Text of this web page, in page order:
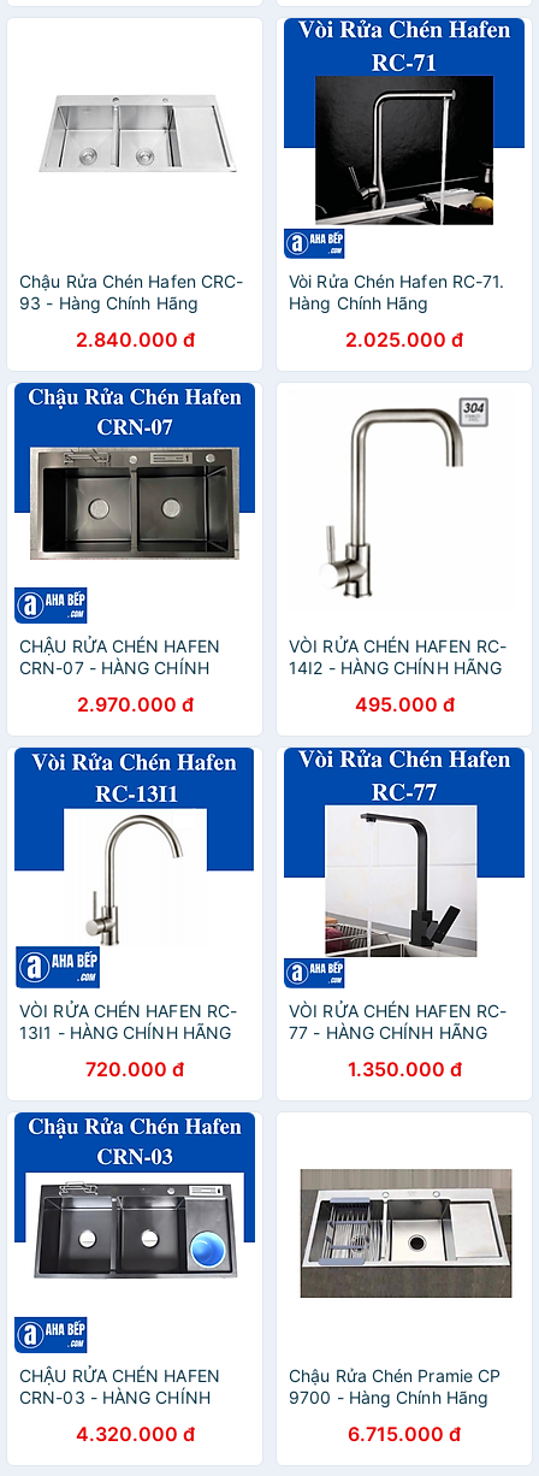
Chậu Rửa Chén Hafen CRC-
93 - Hàng Chính Hãng
2.840.000 đ
Vòi Rửa Chén Hafen RC-71.
Hàng Chính Hãng
2.025.000 đ
CHẬU RỬA CHÉN HAFEN
CRN-07 - HÀNG CHÍNH
2.970.000 đ
VÒI RỬA CHÉN HAFEN RC-
14I2 - HÀNG CHÍNH HÃNG
495.000 đ
VÒI RỬA CHÉN HAFEN RC-
13I1 - HÀNG CHÍNH HÃNG
720.000 đ
VÒI RỬA CHÉN HAFEN RC-
77 - HÀNG CHÍNH HÃNG
1.350.000 đ
CHẬU RỬA CHÉN HAFEN
CRN-03 - HÀNG CHÍNH
4.320.000 đ
Chậu Rửa Chén Pramie CP
9700 - Hàng Chính Hãng
6.715.000 đ